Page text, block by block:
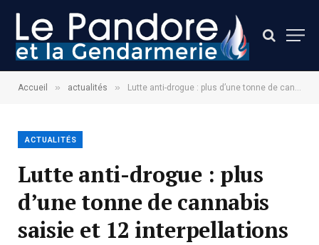
Accueil » actualités » Lutte anti-drogue : plus d’une tonne de cannabis saisie et 12 interpellations
ACTUALITÉS
Lutte anti-drogue : plus
d’une tonne de cannabis
saisie et 12 interpellations